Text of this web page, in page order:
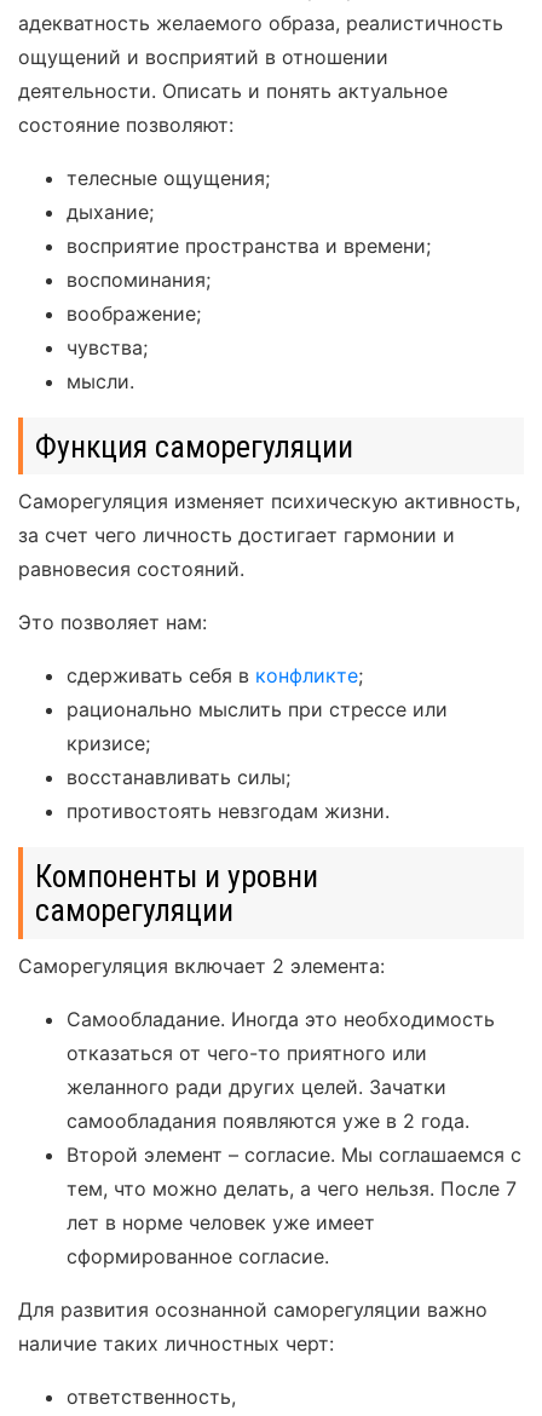
адекватность желаемого образа, реалистичность
ощущений и восприятий в отношении
деятельности. Описать и понять актуальное
состояние позволяют:
телесные ощущения;
дыхание;
восприятие пространства и времени;
воспоминания;
воображение;
чувства;
мысли.
Функция саморегуляции
Саморегуляция изменяет психическую активность,
за счет чего личность достигает гармонии и
равновесия состояний.
Это позволяет нам:
сдерживать себя в конфликте;
рационально мыслить при стрессе или
кризисе;
восстанавливать силы;
противостоять невзгодам жизни.
Компоненты и уровни
саморегуляции
Саморегуляция включает 2 элемента:
Самообладание. Иногда это необходимость
отказаться от чего-то приятного или
желанного ради других целей. Зачатки
самообладания появляются уже в 2 года.
Второй элемент – согласие. Мы соглашаемся с
тем, что можно делать, а чего нельзя. После 7
лет в норме человек уже имеет
сформированное согласие.
Для развития осознанной саморегуляции важно
наличие таких личностных черт:
ответственность,